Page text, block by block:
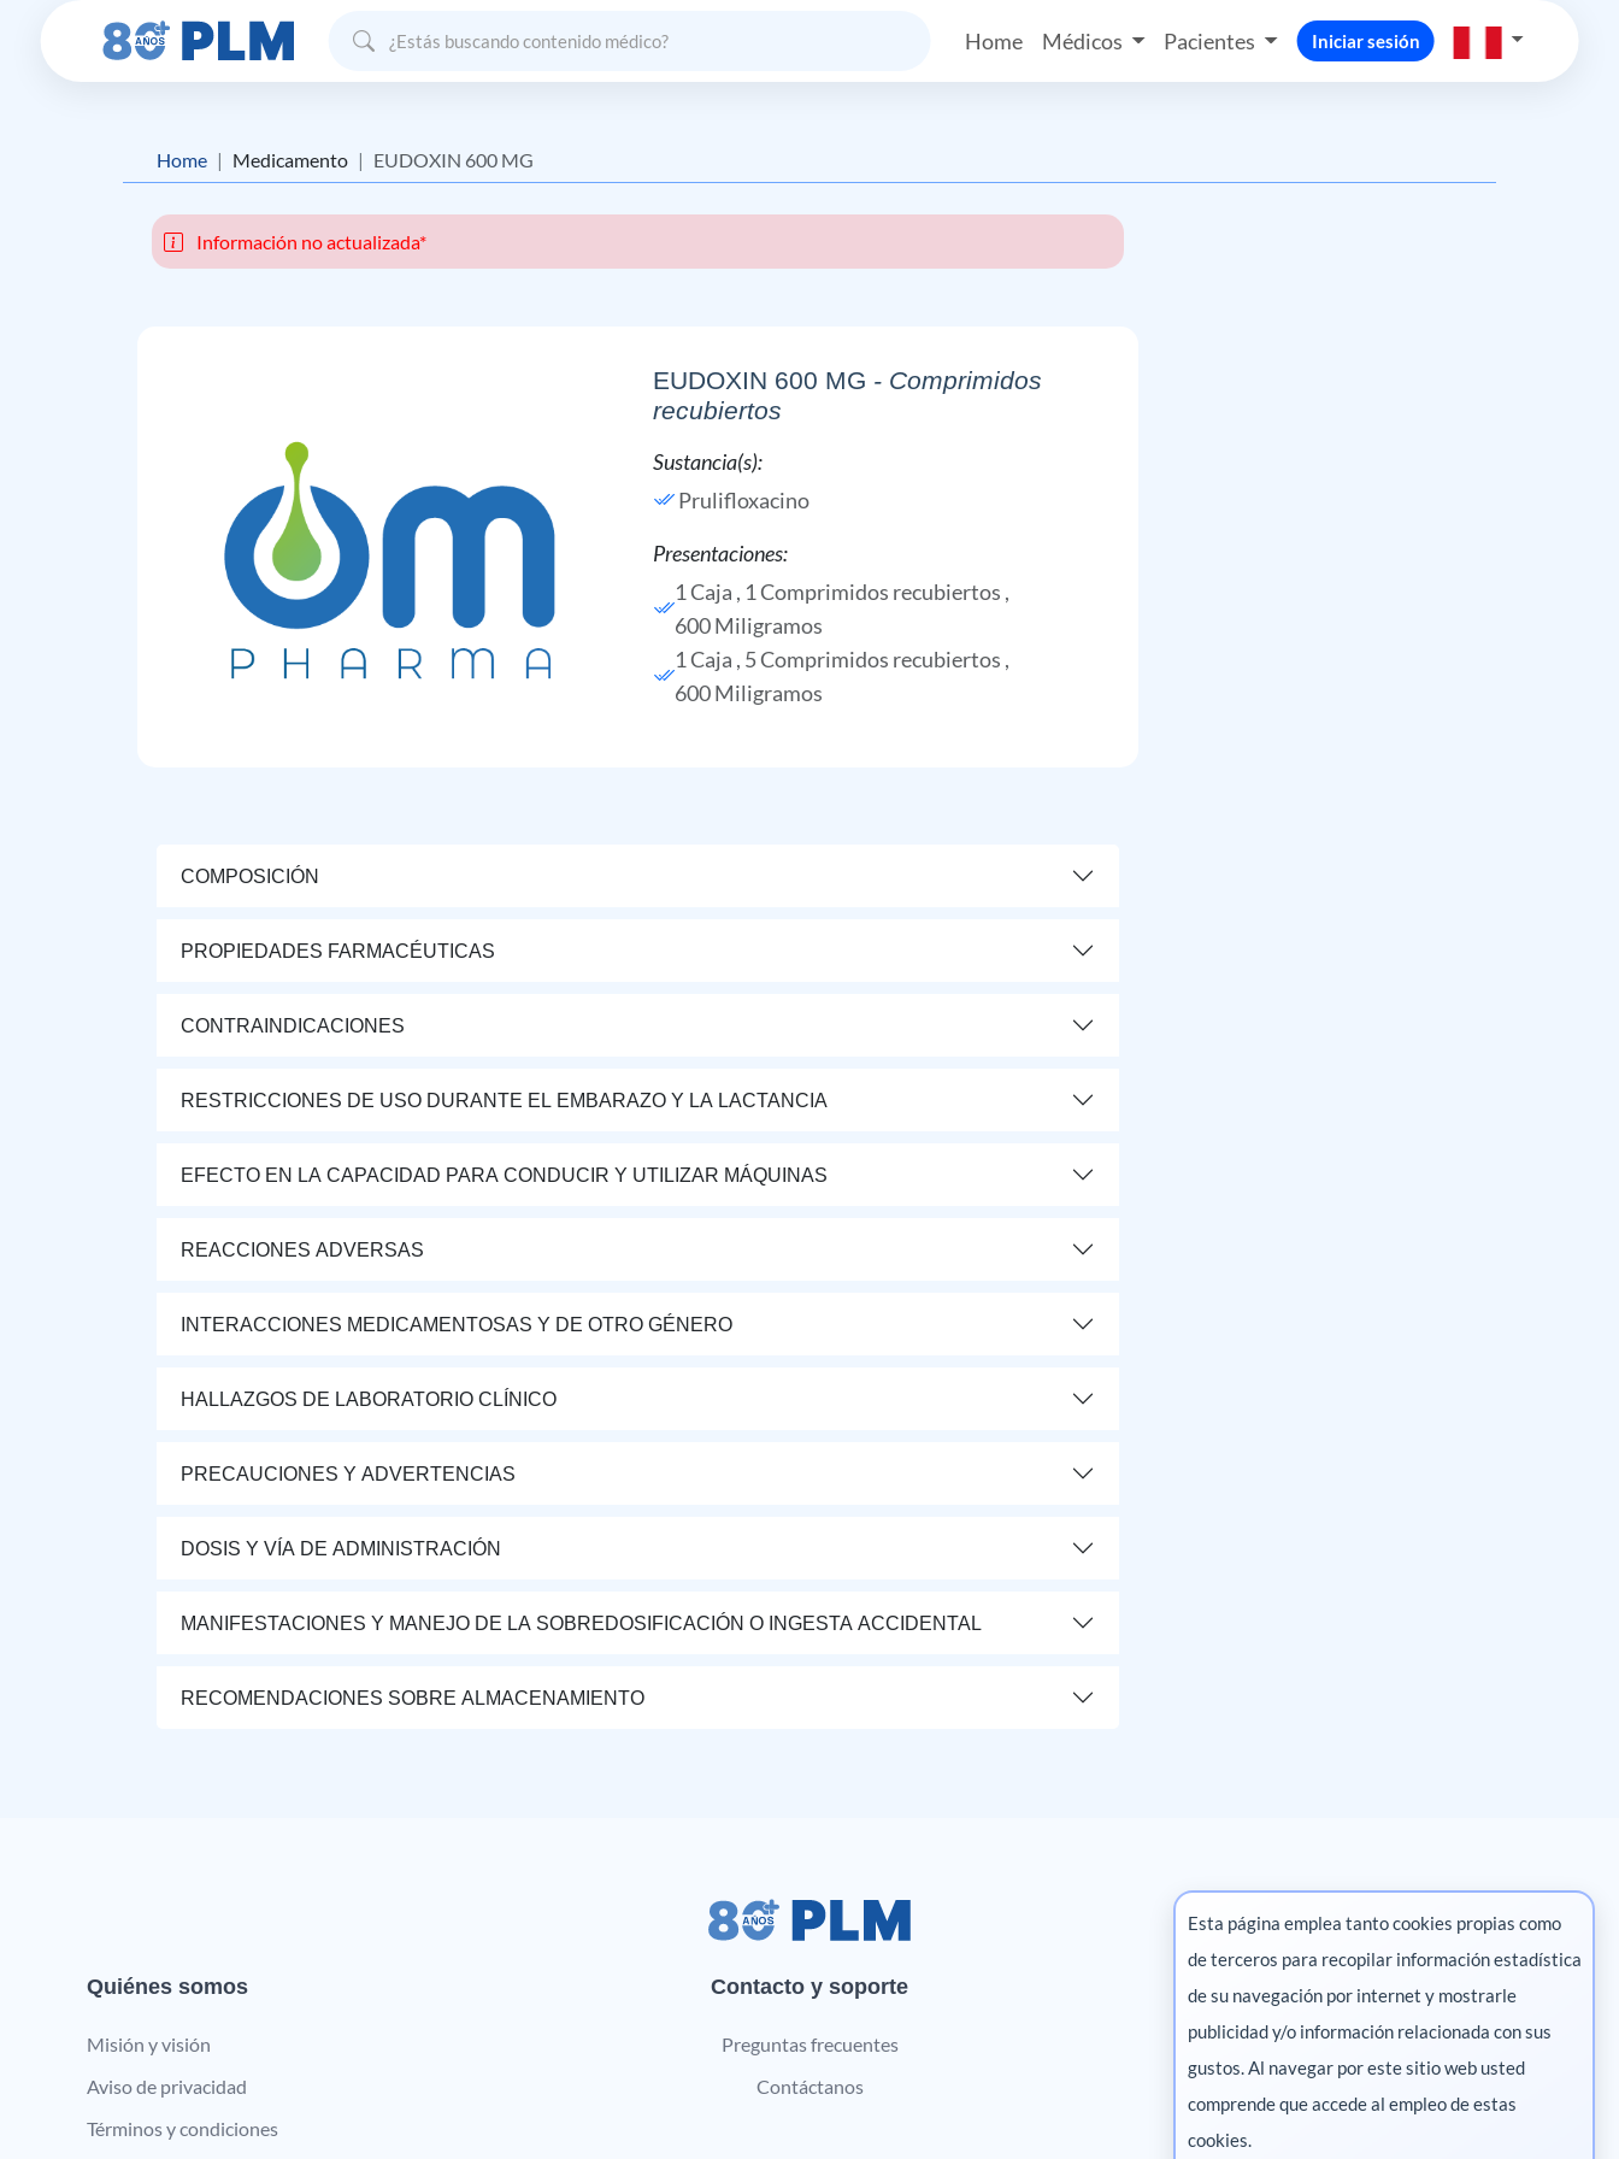
Home Médicos Pacientes Iniciar sesión
Home Medicamento EUDOXIN 600 MG
Información no actualizada*
EUDOXIN 600 MG - Comprimidos
recubiertos
Sustancia(s):
Prulifloxacino
Presentaciones:
1 Caja , 1 Comprimidos recubiertos ,
600 Miligramos
1 Caja , 5 Comprimidos recubiertos ,
600 Miligramos
COMPOSICIÓN
PROPIEDADES FARMACÉUTICAS
CONTRAINDICACIONES
RESTRICCIONES DE USO DURANTE EL EMBARAZO Y LA LACTANCIA
EFECTO EN LA CAPACIDAD PARA CONDUCIR Y UTILIZAR MÁQUINAS
REACCIONES ADVERSAS
INTERACCIONES MEDICAMENTOSAS Y DE OTRO GÉNERO
HALLAZGOS DE LABORATORIO CLÍNICO
PRECAUCIONES Y ADVERTENCIAS
DOSIS Y VÍA DE ADMINISTRACIÓN
MANIFESTACIONES Y MANEJO DE LA SOBREDOSIFICACIÓN O INGESTA ACCIDENTAL
RECOMENDACIONES SOBRE ALMACENAMIENTO
Quiénes somos
Misión y visión
Aviso de privacidad
Términos y condiciones
Contacto y soporte
Preguntas frecuentes
Contáctanos
Marketing digital
Pharma
Esta página emplea tanto cookies propias como
de terceros para recopilar información estadística
de su navegación por internet y mostrarle
publicidad y/o información relacionada con sus
gustos. Al navegar por este sitio web usted
comprende que accede al empleo de estas
cookies.